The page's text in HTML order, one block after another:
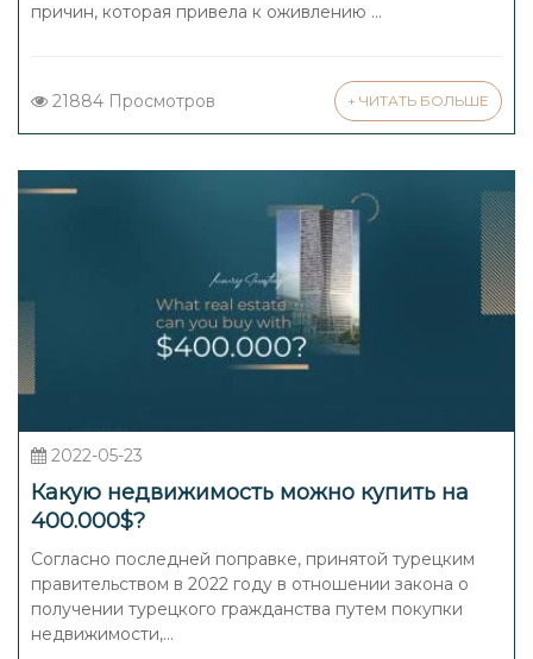
причин, которая привела к оживлению ...
21884 Просмотров + ЧИТАТЬ БОЛЬШЕ
2022-05-23
Какую недвижимость можно купить на
400.000$?
Согласно последней поправке, принятой турецким
правительством в 2022 году в отношении закона о
получении турецкого гражданства путем покупки
недвижимости,...